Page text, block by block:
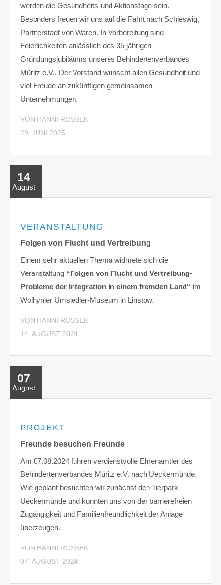
werden die Gesundheits-und Aktionstage sein.
Besonders freuen wir uns auf die Fahrt nach Schleswig,
Partnerstadt von Waren. In Vorbereitung sind
Feierlichkeiten anlässlich des 35 jährigen
Gründungsjubiläums unseres Behindertenverbandes
Müritz e.V.. Der Vorstand wünscht allen Gesundheit und
viel Freude an zukünftigen gemeinsamen
Unternehmungen.
VON HANNI ROSSEK
29. JUNI 2025
14
August
VERANSTALTUNG
Folgen von Flucht und Vertreibung
Einem sehr aktuellen Thema widmete sich die
Veranstaltung “Folgen von Flucht und Vertreibung-
Probleme der Integration in einem fremden Land“ im
Wolhynier Umsiedler-Museum in Linstow.
VON HANNI ROSSEK
14. AUGUST 2024
07
August
PROJEKT
Freunde besuchen Freunde
Am 07.08.2024 fuhren verdienstvolle Ehrenamtler des
Behindertenverbandes Müritz e.V. nach Ueckermünde.
Wie geplant besuchten wir zunächst den Tierpark
Ueckermünde und konnten uns von der barrierefreien
Zugängigkeit und Familienfreundlichkeit der Anlage
überzeugen.
VON HANNI ROSSEK
07. AUGUST 2024